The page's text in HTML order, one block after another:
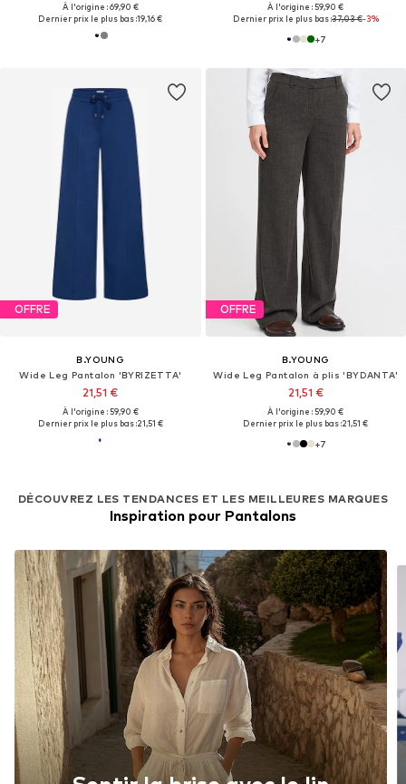
À l'origine : 69,90 €
Dernier prix le plus bas :19,16 €
À l'origine : 59,90 €
Dernier prix le plus bas :37,03 €-3%
+7
OFFRE
B.YOUNG
Wide Leg Pantalon 'BYRIZETTA'
21,51 €
À l'origine : 59,90 €
Dernier prix le plus bas :21,51 €
OFFRE
B.YOUNG
Wide Leg Pantalon à plis 'BYDANTA'
21,51 €
À l'origine : 59,90 €
Dernier prix le plus bas :21,51 €
+7
DÉCOUVREZ LES TENDANCES ET LES MEILLEURES MARQUES
Inspiration pour Pantalons